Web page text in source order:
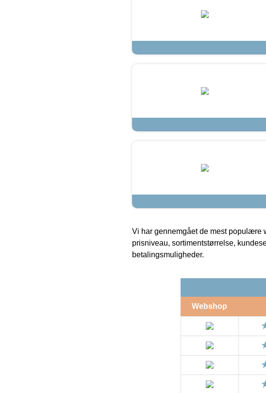
Vi har gennemgået de mest populære
prisniveau, sortimentstørrelse,
betalingsmuligheder.
Webshop